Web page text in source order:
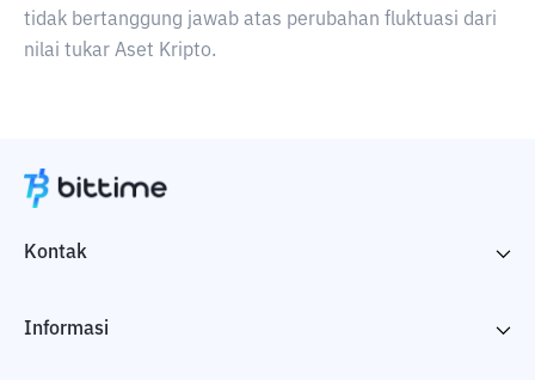
tidak bertanggung jawab atas perubahan fluktuasi dari
nilai tukar Aset Kripto.
Kontak
Informasi